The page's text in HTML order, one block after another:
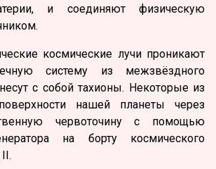
и соединяют физическую
космические лучи проникают
систему из межзвёздного
с собой тахионы. Некоторые из
нашей планеты через
червоточину с помощью
на борту космического